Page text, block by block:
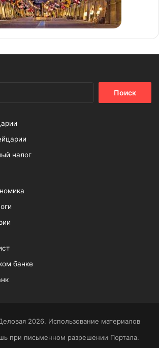
налог
банке
2026. Использование материалов
при письменном разрешении Портала.